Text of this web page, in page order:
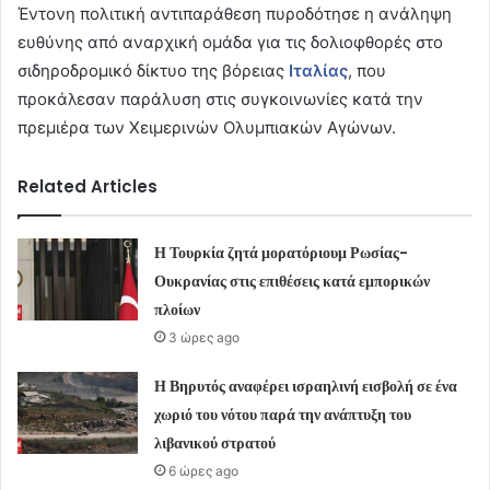
Έντονη πολιτική αντιπαράθεση πυροδότησε η ανάληψη
ευθύνης από αναρχική ομάδα για τις δολιοφθορές στο
σιδηροδρομικό δίκτυο της βόρειας Ιταλίας, που
προκάλεσαν παράλυση στις συγκοινωνίες κατά την
πρεμιέρα των Χειμερινών Ολυμπιακών Αγώνων.
Related Articles
Η Τουρκία ζητά μορατόριουμ Ρωσίας-
Ουκρανίας στις επιθέσεις κατά εμπορικών
πλοίων
3 ώρες ago
Η Βηρυτός αναφέρει ισραηλινή εισβολή σε ένα
χωριό του νότου παρά την ανάπτυξη του
λιβανικού στρατού
6 ώρες ago